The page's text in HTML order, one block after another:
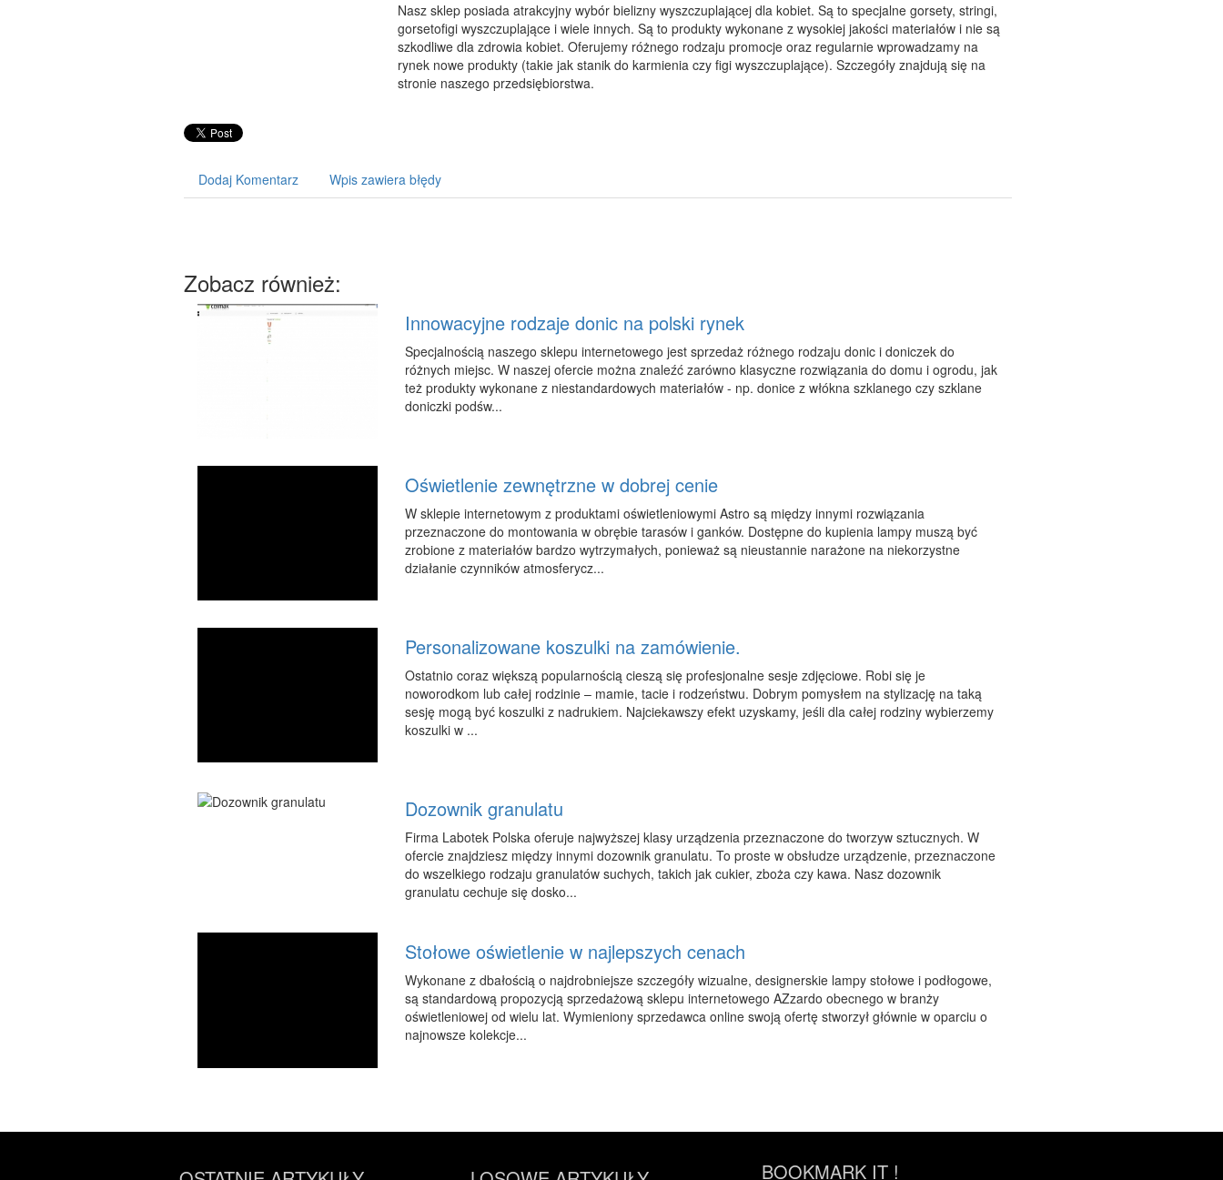
Nasz sklep posiada atrakcyjny wybór bielizny wyszczuplającej dla kobiet. Są to specjalne gorsety, stringi,
gorsetofigi wyszczuplające i wiele innych. Są to produkty wykonane z wysokiej jakości materiałów i nie są
szkodliwe dla zdrowia kobiet. Oferujemy różnego rodzaju promocje oraz regularnie wprowadzamy na
rynek nowe produkty (takie jak stanik do karmienia czy figi wyszczuplające). Szczegóły znajdują się na
stronie naszego przedsiębiorstwa.
Dodaj Komentarz Wpis zawiera błędy
Zobacz również:
Innowacyjne rodzaje donic na polski rynek
Specjalnością naszego sklepu internetowego jest sprzedaż różnego rodzaju donic i doniczek do
różnych miejsc. W naszej ofercie można znaleźć zarówno klasyczne rozwiązania do domu i ogrodu, jak
też produkty wykonane z niestandardowych materiałów - np. donice z włókna szklanego czy szklane
doniczki podśw...
Oświetlenie zewnętrzne w dobrej cenie
W sklepie internetowym z produktami oświetleniowymi Astro są między innymi rozwiązania
przeznaczone do montowania w obrębie tarasów i ganków. Dostępne do kupienia lampy muszą być
zrobione z materiałów bardzo wytrzymałych, ponieważ są nieustannie narażone na niekorzystne
działanie czynników atmosferycz...
Personalizowane koszulki na zamówienie.
Ostatnio coraz większą popularnością cieszą się profesjonalne sesje zdjęciowe. Robi się je
noworodkom lub całej rodzinie – mamie, tacie i rodzeństwu. Dobrym pomysłem na stylizację na taką
sesję mogą być koszulki z nadrukiem. Najciekawszy efekt uzyskamy, jeśli dla całej rodziny wybierzemy
koszulki w ...
Dozownik granulatu
Firma Labotek Polska oferuje najwyższej klasy urządzenia przeznaczone do tworzyw sztucznych. W
ofercie znajdziesz między innymi dozownik granulatu. To proste w obsłudze urządzenie, przeznaczone
do wszelkiego rodzaju granulatów suchych, takich jak cukier, zboża czy kawa. Nasz dozownik
granulatu cechuje się dosko...
Stołowe oświetlenie w najlepszych cenach
Wykonane z dbałością o najdrobniejsze szczegóły wizualne, designerskie lampy stołowe i podłogowe,
są standardową propozycją sprzedażową sklepu internetowego AZzardo obecnego w branży
oświetleniowej od wielu lat. Wymieniony sprzedawca online swoją ofertę stworzył głównie w oparciu o
najnowsze kolekcje...
BOOKMARK IT !